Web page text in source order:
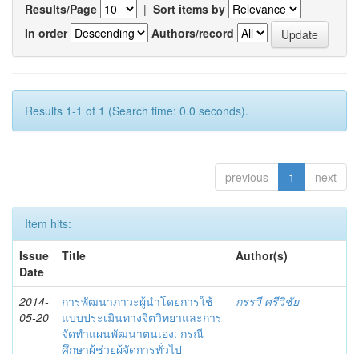
Results/Page | Sort items by
In order
Authors/record
Results 1-1 of 1 (Search time: 0.0 seconds).
previous 1 next
Item hits:
Issue
Date
Title Author(s)
2014-
05-20
การพัฒนาภาวะผู้นำโดยการใช้
แบบประเมินทางจิตวิทยาและการ
จัดทำแผนพัฒนาตนเอง: กรณี
ศึกษาผู้ช่วยผู้จัดการทั่วไป
กรรวี ศรีวิชัย